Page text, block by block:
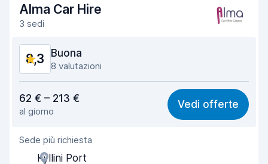
Rapidità della riconsegna
Condizioni dell'auto
Alma Car Hire
3 sedi
8,3 Buona
8 valutazioni
7,9
Facile da trovare 8,5
Gentilezza degli agenti
62 € – 213 €
al giorno
Vedi offerte
Sede più richiesta
Kyllini Port